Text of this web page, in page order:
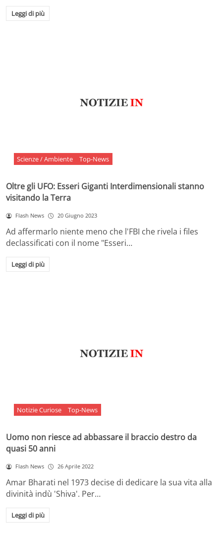
Leggi di più
Scienze / Ambiente Top-News
Oltre gli UFO: Esseri Giganti Interdimensionali stanno
visitando la Terra
Flash News 20 Giugno 2023
Ad affermarlo niente meno che l'FBI che rivela i files
declassificati con il nome "Esseri…
Leggi di più
Notizie Curiose Top-News
Uomo non riesce ad abbassare il braccio destro da
quasi 50 anni
Flash News 26 Aprile 2022
Amar Bharati nel 1973 decise di dedicare la sua vita alla
divinità indù 'Shiva'. Per…
Leggi di più